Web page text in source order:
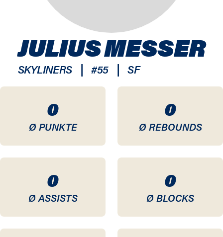
0
Ø PUNKTE
0
Ø REBOUNDS
0
Ø ASSISTS
0
Ø BLOCKS
JULIUS MESSER
SKYLINERS | #55 | SF